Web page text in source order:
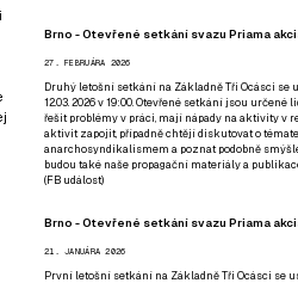
Brno - Otevřené setkání svazu Priama
27. FEBRUÁRA 2026
Druhý letošní setkání na Základně Tři Ocásci se
12.03. 2026 v 19:00. Otevřené setkání jsou
řešit problémy v práci, mají nápady na aktivity v
aktivit zapojit, případně chtějí diskutovat o
anarchosyndikalismem a poznat podobně
budou také naše propagační materiály a
(FB událost)
Brno - Otevřené setkání svazu Priama
21. JANUÁRA 2026
První letošní setkání na Základně Tři Ocásci se